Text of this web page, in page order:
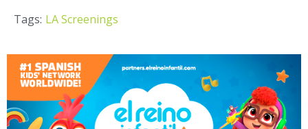
Tags: LA Screenings